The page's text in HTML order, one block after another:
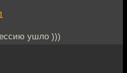
ушло )))